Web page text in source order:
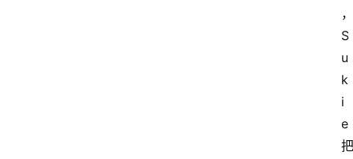
，
S
u
k
i
e
把